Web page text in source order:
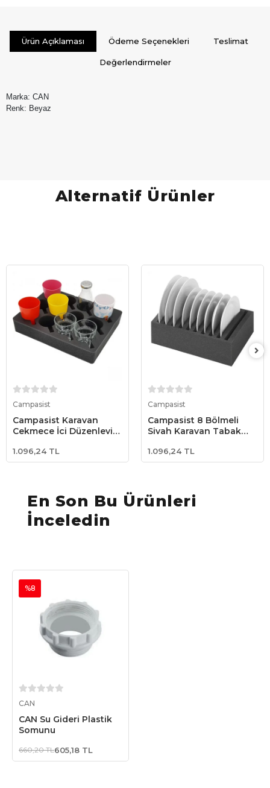
Ürün Açıklaması Ödeme Seçenekleri Teslimat
Değerlendirmeler
Marka: CAN
Renk: Beyaz
Alternatif Ürünler
Campasist
Campasist Karavan
Çekmece İçi Düzenleyici
Sünger
1.096,24 TL
Campasist
Campasist 8 Bölmeli
Siyah Karavan Tabak
1.096,24 TL
En Son Bu Ürünleri
İnceledin
CAN
CAN Su Gideri Plastik
Somunu
%8
660,20 TL605,18 TL